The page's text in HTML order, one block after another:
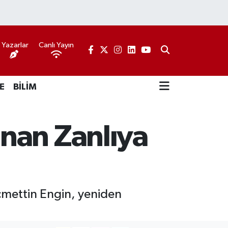
Yazarlar Canlı Yayın
BİLİM
Zanlıya
Engin, yeniden